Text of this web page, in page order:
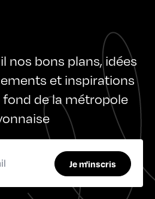
nos bons plans, idées
et inspirations
de la métropole
Je m'inscris